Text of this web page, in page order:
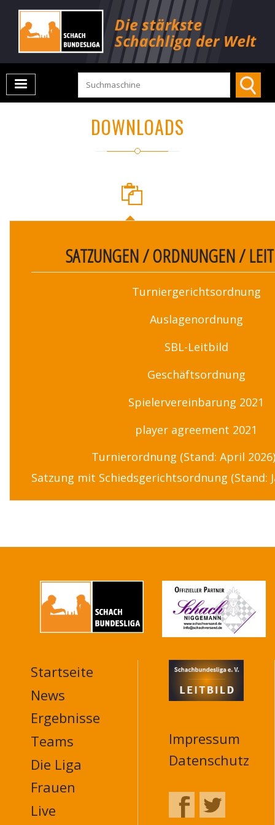
DOWNLOADS
SATZUNGEN / ORDNUNGEN /
Turniergerichtsordnung
Auslagenordnung
SBL-Leitbild
Geschäftsordnung
Spielervereinbarung 2021
player agreement 2021
Turnierordnung (Stand: April 2026)
Satzung mit Schiedsgerichtsordnung (Stand:
MAIN
NAVIGATION
FOOTER
Startseite
News
Ergebnisse
Teams
Die Liga
Frauen
Live
Impressum
Datenschutz